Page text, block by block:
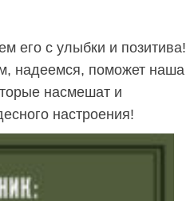
его с улыбки и позитива!
надеемся, поможет наша
насмешат и
настроения!